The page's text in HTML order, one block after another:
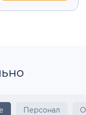
Персонал